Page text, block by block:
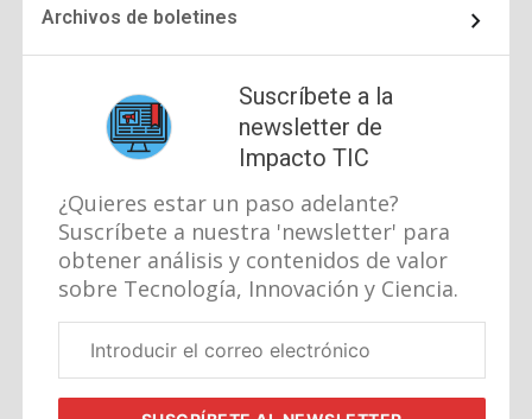
Archivos de boletines
Suscríbete a la
newsletter de
Impacto TIC
¿Quieres estar un paso adelante?
Suscríbete a nuestra 'newsletter' para
obtener análisis y contenidos de valor
sobre Tecnología, Innovación y Ciencia.
electrónico